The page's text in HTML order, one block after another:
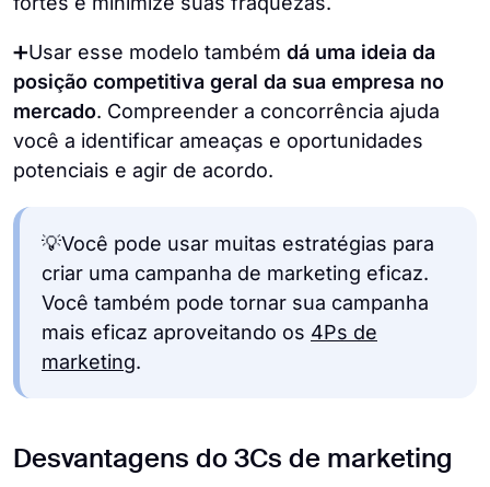
➕Usar esse modelo também dá uma ideia da
posição competitiva geral da sua empresa no
mercado. Compreender a concorrência ajuda
você a identificar ameaças e oportunidades
potenciais e agir de acordo.
💡Você pode usar muitas estratégias para
criar uma campanha de marketing eficaz.
Você também pode tornar sua campanha
mais eficaz aproveitando os 4Ps de
marketing.
Desvantagens do 3Cs de marketing